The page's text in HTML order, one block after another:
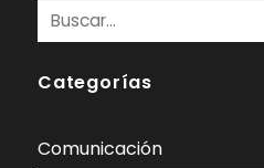
Categorías
Comunicación